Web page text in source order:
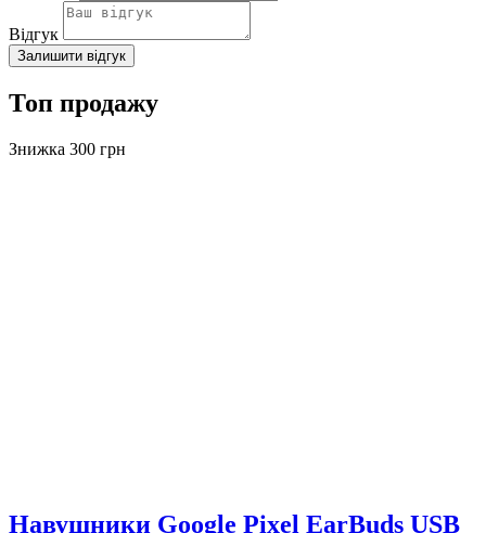
Відгук
Залишити відгук
Топ продажу
Знижка 300 грн
Навушники Google Pixel EarBuds USB